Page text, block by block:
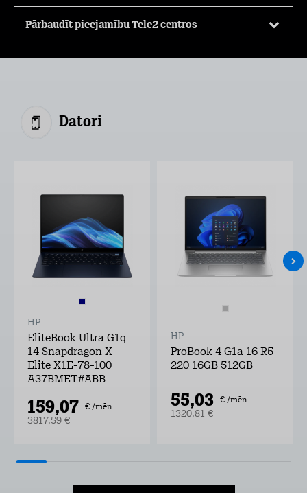
Pārbaudīt pieejamību Tele2 centros
Datori
HP
EliteBook Ultra G1q
14 Snapdragon X
Elite X1E-78-100
A37BMET#ABB
159,07 € /mēn.
3817,59 €
HP
ProBook 4 G1a 16 R5
220 16GB 512GB
55,03 € /mēn.
1320,81 €